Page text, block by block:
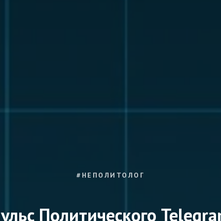
#НЕПОЛИТОЛОГ
Политического